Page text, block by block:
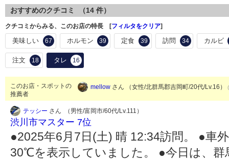
おすすめのクチコミ （14 件）
クチコミからみる、このお店の特長 [フィルタをクリア]
美味しい 67 ホルモン 39 定食 39 訪問 34 カルビ
注文 18 タレ 16
このお店・スポットの
推薦者
mellow さん （女性/北群馬郡吉岡町/20代/Lv.16）
テッシー さん （男性/富岡市/60代/Lv.111）
渋川市マスター 7位
●2025年6月7日(土) 晴 12:34訪問。 ●車
30℃を表示していました。 ●今日は、群